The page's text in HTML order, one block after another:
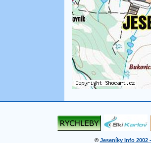
© Jeseníky Info 2002